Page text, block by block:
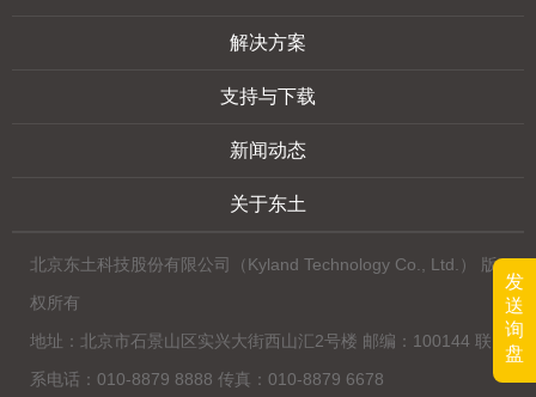
发
送
询
盘
解决方案
支持与下载
新闻动态
关于东土
北京东土科技股份有限公司（Kyland Technology Co., Ltd.） 版
权所有
地址：北京市石景山区实兴大街西山汇2号楼 邮编：100144 联
系电话：010-8879 8888 传真：010-8879 6678